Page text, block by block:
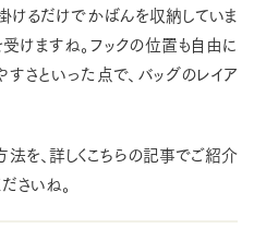
けるだけでかばんを収納していま
けますね。フックの位置も自由に
さといった点で、バッグのレイア
を、詳しくこちらの記事でご紹介
さいね。